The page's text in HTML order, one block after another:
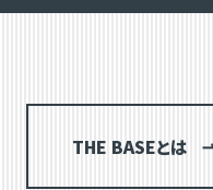
THE BASEとは